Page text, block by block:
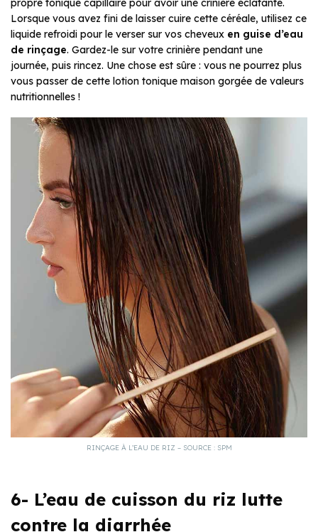
propre tonique capillaire pour avoir une crinière éclatante.
Lorsque vous avez fini de laisser cuire cette céréale, utilisez ce
liquide refroidi pour le verser sur vos cheveux en guise d’eau
de rinçage. Gardez-le sur votre crinière pendant une
journée, puis rincez. Une chose est sûre : vous ne pourrez plus
vous passer de cette lotion tonique maison gorgée de valeurs
nutritionnelles !
RINÇAGE À L’EAU DE RIZ – SOURCE : SPM
6- L’eau de cuisson du riz lutte
contre la diarrhée